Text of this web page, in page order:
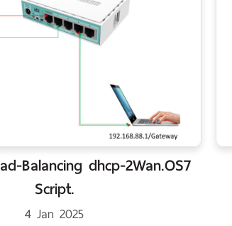
Balancing dhcp-2Wan.OS7
Script.
4 Jan 2025